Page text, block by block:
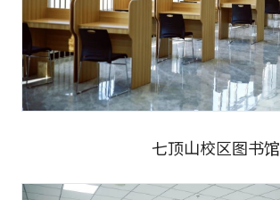
七顶山校区图书馆